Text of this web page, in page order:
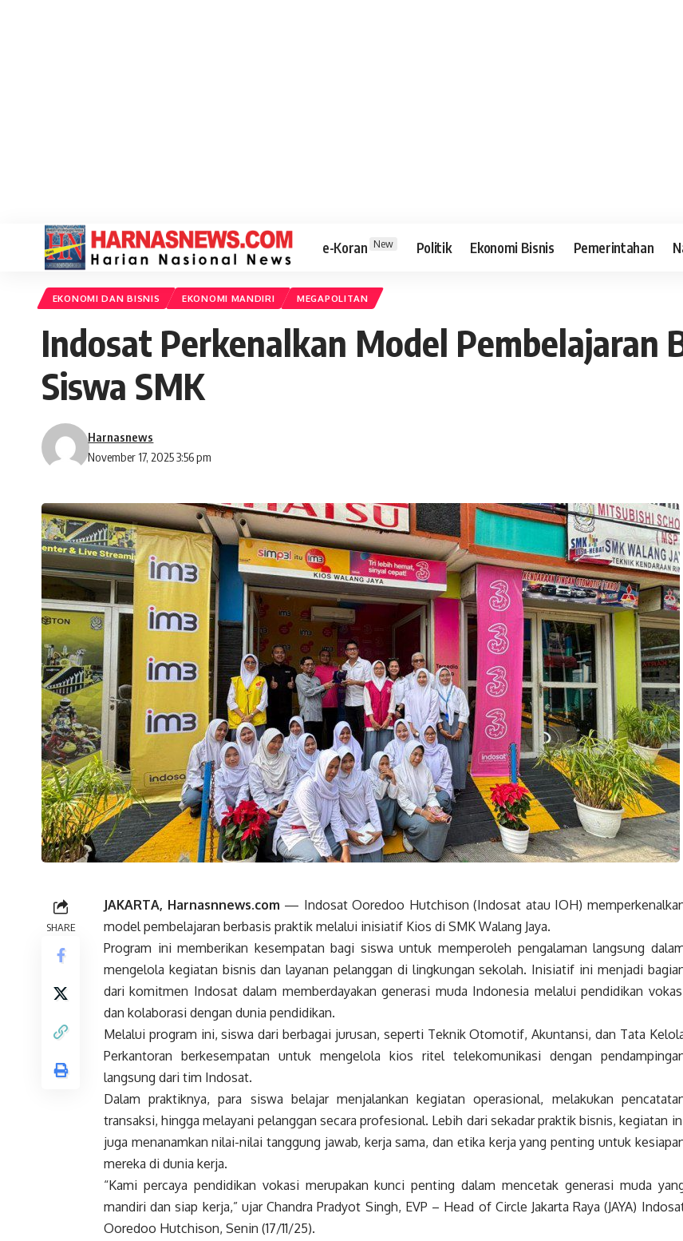
e-Koran New Politik Ekonomi Bisnis Pemerintahan
EKONOMI DAN BISNIS EKONOMI MANDIRI MEGAPOLITAN
Indosat Perkenalkan Model Pembelajaran
Siswa SMK
November 17, 2025 3:56 pm
Harnasnews
SHARE
JAKARTA, Harnasnnews.com — Indosat Ooredoo Hutchison (Indosat atau IOH)
model pembelajaran berbasis praktik melalui inisiatif Kios di SMK Walang Jaya.
Program ini memberikan kesempatan bagi siswa untuk memperoleh pengalaman langsung
mengelola kegiatan bisnis dan layanan pelanggan di lingkungan sekolah. Inisiatif ini menjadi
dari komitmen Indosat dalam memberdayakan generasi muda Indonesia melalui pendidikan
dan kolaborasi dengan dunia pendidikan.
Melalui program ini, siswa dari berbagai jurusan, seperti Teknik Otomotif, Akuntansi, dan Tata
Perkantoran berkesempatan untuk mengelola kios ritel telekomunikasi dengan
langsung dari tim Indosat.
Dalam praktiknya, para siswa belajar menjalankan kegiatan operasional, melakukan
transaksi, hingga melayani pelanggan secara profesional. Lebih dari sekadar praktik bisnis, kegiatan
juga menanamkan nilai-nilai tanggung jawab, kerja sama, dan etika kerja yang penting untuk
mereka di dunia kerja.
“Kami percaya pendidikan vokasi merupakan kunci penting dalam mencetak generasi muda
mandiri dan siap kerja,” ujar Chandra Pradyot Singh, EVP – Head of Circle Jakarta Raya (JAYA)
Ooredoo Hutchison, Senin (17/11/25).